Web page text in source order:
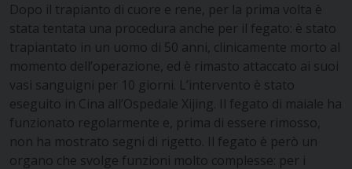
Dopo il trapianto di cuore e rene, per la prima volta è
stata tentata una procedura anche per il fegato: è stato
trapiantato in un uomo di 50 anni, clinicamente morto al
momento dell’operazione, ed è rimasto attaccato ai suoi
vasi sanguigni per 10 giorni. L’intervento è stato
eseguito in Cina all’Ospedale Xijing. Il fegato di maiale ha
funzionato regolarmente e, prima di essere rimosso,
non ha mostrato segni di rigetto. Il fegato è però un
organo che svolge funzioni molto complesse: per i